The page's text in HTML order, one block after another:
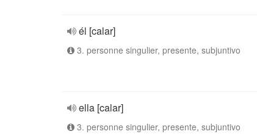
él [calar]
3. personne singulier, presente, subjuntivo
ella [calar]
3. personne singulier, presente, subjuntivo